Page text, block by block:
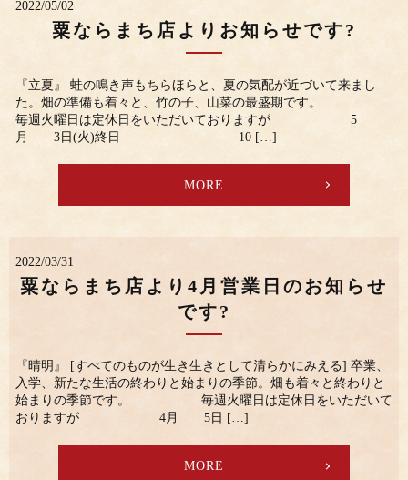
2022/05/02
粟ならまち店よりお知らせです?
『立夏』 蛙の鳴き声もちらほらと、夏の気配が近づいて来まし
た。畑の準備も着々と、竹の子、山菜の最盛期です。
毎週火曜日は定休日をいただいておりますが 5
月 3日(火)終日 10 […]
MORE
2022/03/31
粟ならまち店より4月営業日のお知らせ
です?
『晴明』 [すべてのものが生き生きとして清らかにみえる] 卒業、
入学、新たな生活の終わりと始まりの季節。畑も着々と終わりと
始まりの季節です。 毎週火曜日は定休日をいただいて
おりますが 4月 5日 […]
MORE